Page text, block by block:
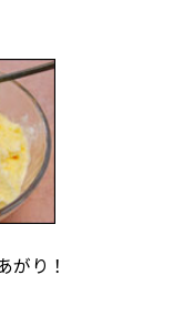
がり！